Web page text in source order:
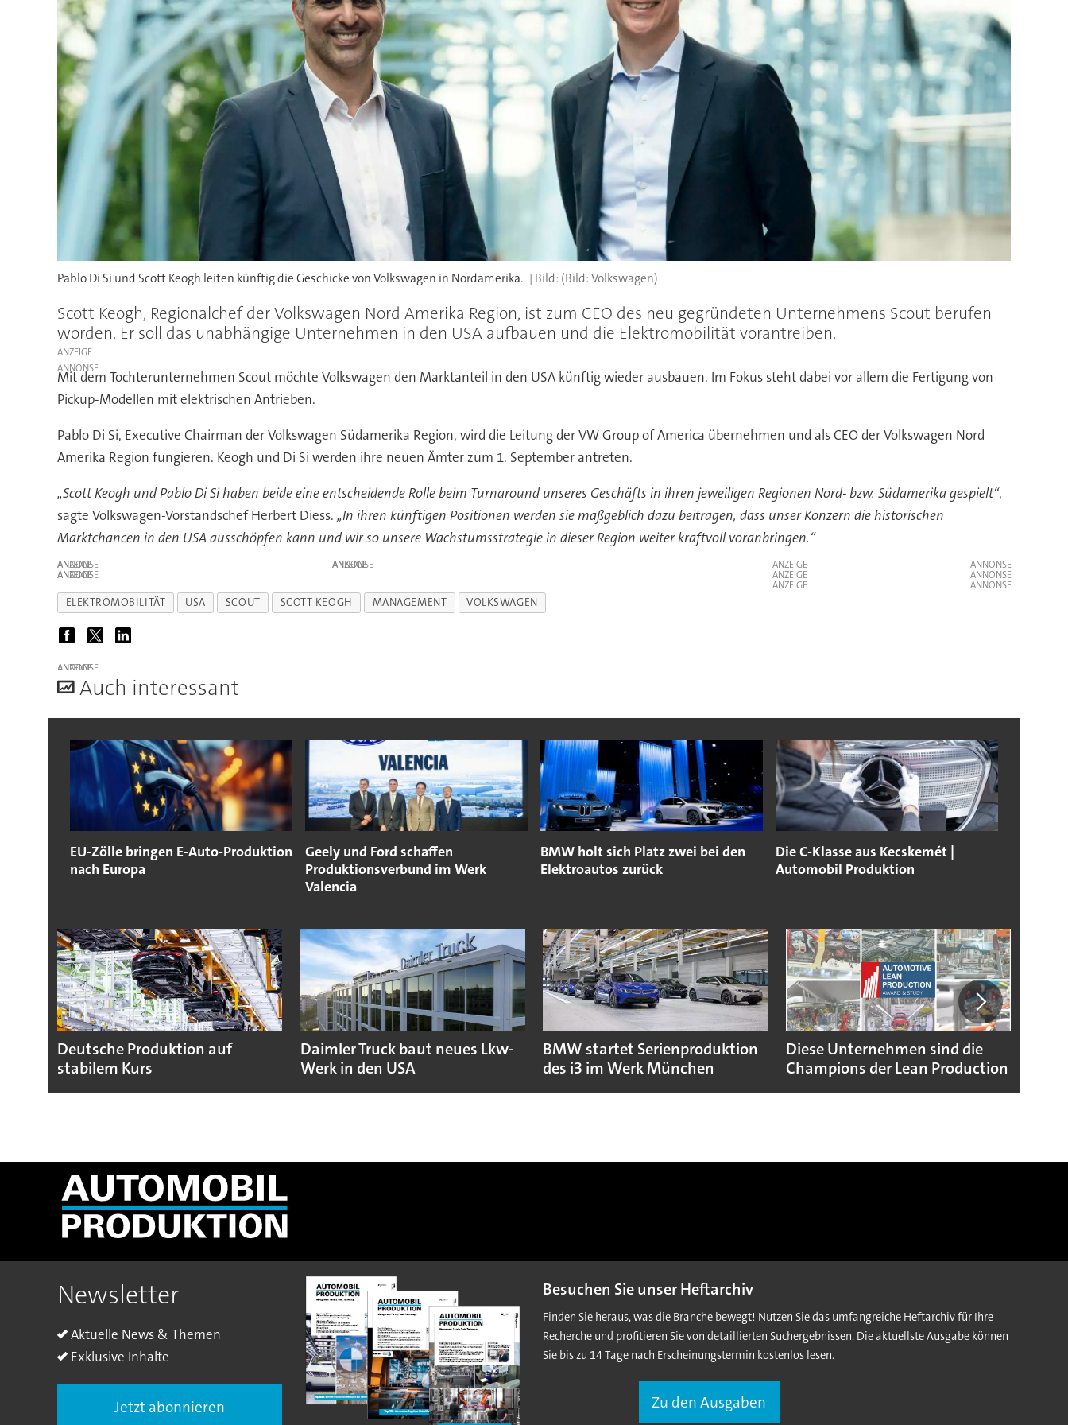
Pablo Di Si und Scott Keogh leiten künftig die Geschicke von Volkswagen in Nordamerika. (Bild: Volkswagen)
Scott Keogh, Regionalchef der Volkswagen Nord Amerika Region, ist zum CEO des neu gegründeten Unternehmens Scout berufen
worden. Er soll das unabhängige Unternehmen in den USA aufbauen und die Elektromobilität vorantreiben.
ANZEIGE
Mit dem Tochterunternehmen Scout möchte Volkswagen den Marktanteil in den USA künftig wieder ausbauen. Im Fokus steht dabei vor allem die Fertigung von
Pickup-Modellen mit elektrischen Antrieben.
Pablo Di Si, Executive Chairman der Volkswagen Südamerika Region, wird die Leitung der VW Group of America übernehmen und als CEO der Volkswagen Nord
Amerika Region fungieren. Keogh und Di Si werden ihre neuen Ämter zum 1. September antreten.
„Scott Keogh und Pablo Di Si haben beide eine entscheidende Rolle beim Turnaround unseres Geschäfts in ihren jeweiligen Regionen Nord- bzw. Südamerika gespielt“,
sagte Volkswagen-Vorstandschef Herbert Diess. „In ihren künftigen Positionen werden sie maßgeblich dazu beitragen, dass unser Konzern die historischen
Marktchancen in den USA ausschöpfen kann und wir so unsere Wachstumsstrategie in dieser Region weiter kraftvoll voranbringen.“
ANZEIGE ANZEIGE
ANZEIGE
ANZEIGE
ANZEIGE
ANZEIGE
ELEKTROMOBILITÄT USA SCOUT SCOTT KEOGH MANAGEMENT VOLKSWAGEN
ANZEIGE
Auch interessant
EU-Zölle bringen E-Auto-Produktion
nach Europa
Geely und Ford schaffen
Produktionsverbund im Werk
Valencia
BMW holt sich Platz zwei bei den
Elektroautos zurück
Die C-Klasse aus Kecskemét |
Automobil Produktion
Deutsche Produktion auf
stabilem Kurs
Daimler Truck baut neues Lkw-
Werk in den USA
BMW startet Serienproduktion
des i3 im Werk München
Diese Unternehmen sind die
Champions der Lean Production
Newsletter
Aktuelle News & Themen
Exklusive Inhalte
Jetzt abonnieren
Besuchen Sie unser Heftarchiv
Finden Sie heraus, was die Branche bewegt! Nutzen Sie das umfangreiche Heftarchiv für Ihre
Recherche und profitieren Sie von detaillierten Suchergebnissen. Die aktuellste Ausgabe können
Sie bis zu 14 Tage nach Erscheinungstermin kostenlos lesen.
Zu den Ausgaben